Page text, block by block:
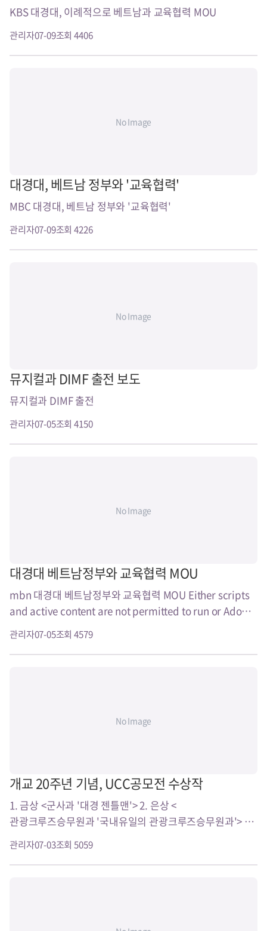
KBS 대경대, 이례적으로 베트남과 교육협력 MOU
관리자07-09조회 4406
No Image
대경대, 베트남 정부와 '교육협력'
MBC 대경대, 베트남 정부와 '교육협력'
관리자07-09조회 4226
No Image
뮤지컬과 DIMF 출전 보도
뮤지컬과 DIMF 출전
관리자07-05조회 4150
No Image
대경대 베트남정부와 교육협력 MOU
mbn 대경대 베트남정부와 교육협력 MOU Either scripts
and active content are not permitted to run or Adobe
Flash Player version${ver..
관리자07-05조회 4579
No Image
개교 20주년 기념, UCC공모전 수상작
1. 금상 <군사과 '대경 젠틀맨'> 2. 은상 <
관광크루즈승무원과 '국내유일의 관광크루즈승무원과'> 3.
관리자07-03조회 5059